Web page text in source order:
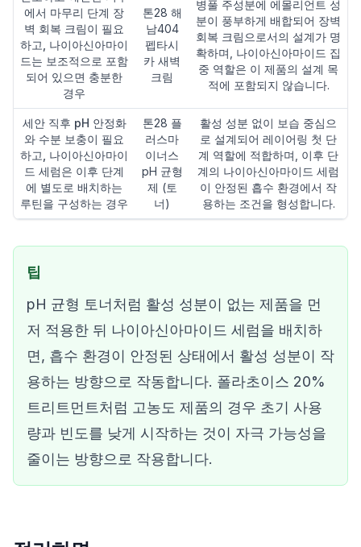
에서 마무리 단계 장
벽 회복 크림이 필요
하고, 나이아신아마이
드는 보조적으로 포함
되어 있으면 충분한
경우
톤28 해
남404
펩타시
카 새벽
크림
병풀 주성분에 에몰리언트 성
분이 풍부하게 배합되어 장벽
회복 크림으로서의 설계가 명
확하며, 나이아신아마이드 집
중 역할은 이 제품의 설계 목
적에 포함되지 않습니다.
세안 직후 pH 안정화
와 수분 보충이 필요
하고, 나이아신아마이
드 세럼은 이후 단계
에 별도로 배치하는
루틴을 구성하는 경우
톤28 플
러스마
이너스
pH 균형
제 (토
너)
활성 성분 없이 보습 중심으
로 설계되어 레이어링 첫 단
계 역할에 적합하며, 이후 단
계의 나이아신아마이드 세럼
이 안정된 흡수 환경에서 작
용하는 조건을 형성합니다.
팁
pH 균형 토너처럼 활성 성분이 없는 제품을 먼
저 적용한 뒤 나이아신아마이드 세럼을 배치하
면, 흡수 환경이 안정된 상태에서 활성 성분이 작
용하는 방향으로 작동합니다. 폴라초이스 20%
트리트먼트처럼 고농도 제품의 경우 초기 사용
량과 빈도를 낮게 시작하는 것이 자극 가능성을
줄이는 방향으로 작용합니다.